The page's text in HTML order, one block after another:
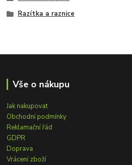
Razítka a raznice
Vše o nákupu
Jak nakupovat
Obchodní podmínky
Reklamační řád
GDPR
Doprava
Vrácení zboží